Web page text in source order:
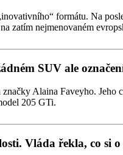
formátu. Na
zatím nejmenovaném
SUV ale
Alaina Faveyho.
205 GTi.
Vláda řekla, co si